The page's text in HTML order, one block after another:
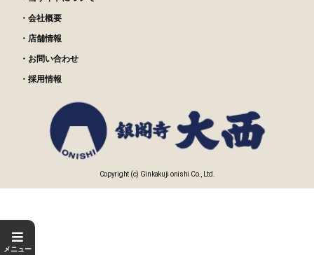
メニュー
・会社概要
・店舗情報
・お問い合わせ
・採用情報
Copyright (c) Ginkakuji onishi Co., Ltd.